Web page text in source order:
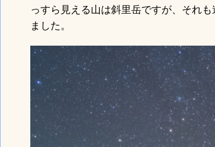
っすら見える山は斜里岳ですが、それ
ました。